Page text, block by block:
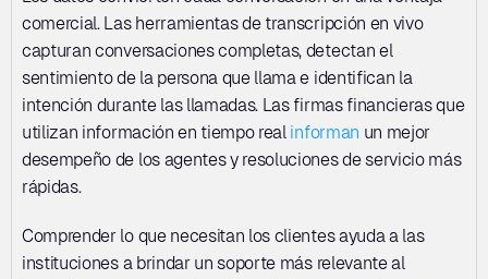
comercial. Las herramientas de transcripción en vivo
capturan conversaciones completas, detectan el
sentimiento de la persona que llama e identifican la
intención durante las llamadas. Las firmas financieras que
utilizan información en tiempo real informan un mejor
desempeño de los agentes y resoluciones de servicio más
rápidas.
Comprender lo que necesitan los clientes ayuda a las
instituciones a brindar un soporte más relevante al